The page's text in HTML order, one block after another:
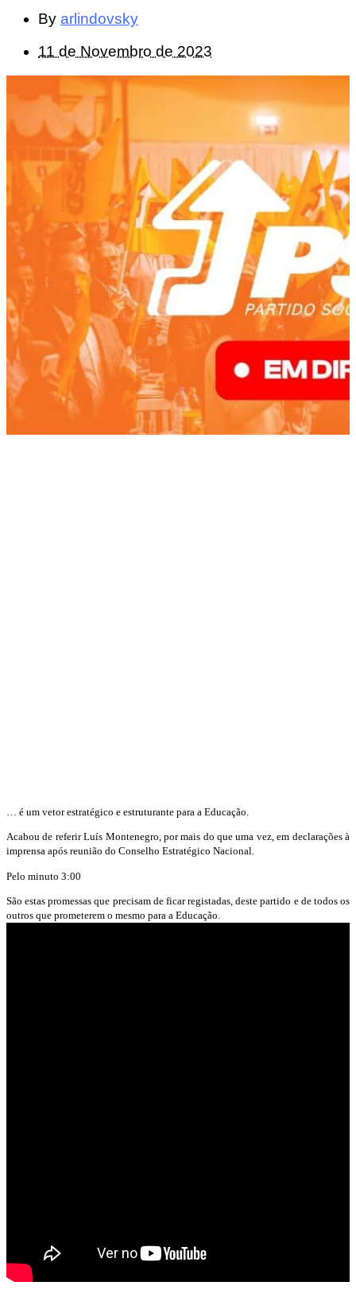
By arlindovsky
11 de Novembro de 2023
… é um vetor estratégico e estruturante para a Educação.
Acabou de referir Luís Montenegro, por mais do que uma vez, em declarações à
imprensa após reunião do Conselho Estratégico Nacional.
Pelo minuto 3:00
São estas promessas que precisam de ficar registadas, deste partido e de todos os
outros que prometerem o mesmo para a Educação.